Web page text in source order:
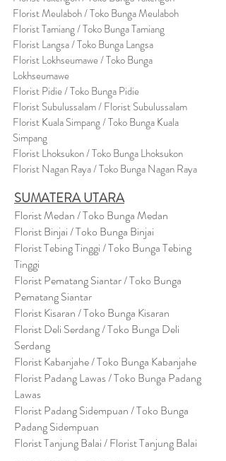
Florist Meulaboh / Toko Bunga Meulaboh
Florist Tamiang / Toko Bunga Tamiang
Florist Langsa / Toko Bunga Langsa
Florist Lokhseumawe / Toko Bunga
Lokhseumawe
Florist Pidie / Toko Bunga Pidie
Florist Subulussalam / Florist Subulussalam
Florist Kuala Simpang / Toko Bunga Kuala
Simpang
Florist Lhoksukon / Toko Bunga Lhoksukon
Florist Nagan Raya / Toko Bunga Nagan Raya
SUMATERA UTARA
Florist Medan / Toko Bunga Medan
Florist Binjai / Toko Bunga Binjai
Florist Tebing Tinggi / Toko Bunga Tebing
Tinggi
Florist Pematang Siantar / Toko Bunga
Pematang Siantar
Florist Kisaran / Toko Bunga Kisaran
Florist Deli Serdang / Toko Bunga Deli
Serdang
Florist Kabanjahe / Toko Bunga Kabanjahe
Florist Padang Lawas / Toko Bunga Padang
Lawas
Florist Padang Sidempuan / Toko Bunga
Padang Sidempuan
Florist Tanjung Balai / Florist Tanjung Balai